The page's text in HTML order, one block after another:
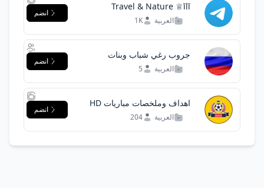
Travel & Nature ♕īlī
العربية 1K
انضم
جروب رغي شباب وبنات
العربية 5
انضم
اهداف وملخصات مباريات HD
العربية 204
انضم